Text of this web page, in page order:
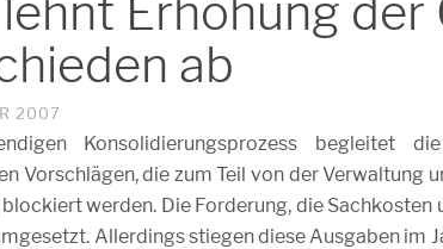
Erhöhung
ab
2007
Konsolidierungsprozess begleitet
Vorschlägen, die zum Teil von der Verwaltung
werden. Die Forderung, die
Allerdings stiegen diese Ausgaben im